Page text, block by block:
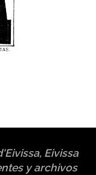
Eivissa
y archivos